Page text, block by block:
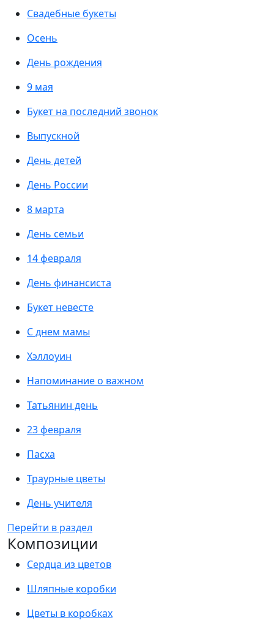
Свадебные букеты
Осень
День рождения
9 мая
Букет на последний звонок
Выпускной
День детей
День России
8 марта
День семьи
14 февраля
День финансиста
Букет невесте
С днем мамы
Хэллоуин
Напоминание о важном
Татьянин день
23 февраля
Пасха
Траурные цветы
День учителя
Перейти в раздел
Композиции
Сердца из цветов
Шляпные коробки
Цветы в коробках